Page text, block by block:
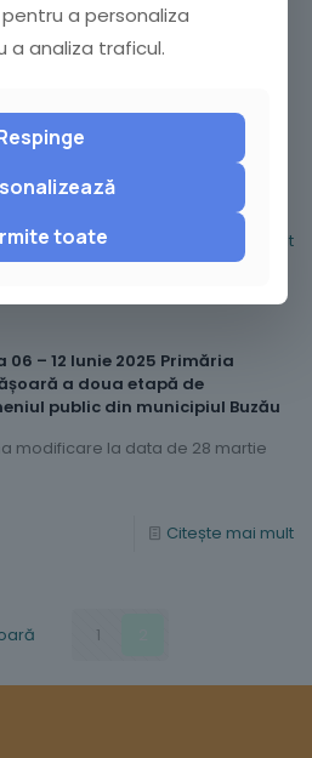
130 din 04.06.2025 privind
din Municipiul Buzău.
DE HOTĂRÂRE nr. 130 Ultima
2026
Citește mai mult
– 12 Iunie 2025 Primăria
a doua etapă de
public din municipiul Buzău
modificare la data de 28 martie
Citește mai mult
1
a personaliza
a analiza traficul.
toate